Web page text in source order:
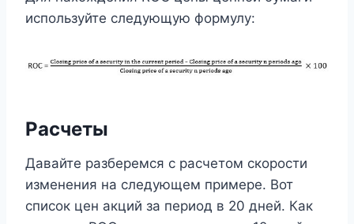
используйте следующую формулу:
Расчеты
Давайте разберемся с расчетом скорости
изменения на следующем примере. Вот
список цен акций за период в 20 дней. Как